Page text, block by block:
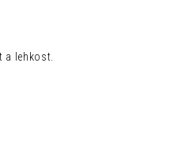
a lehkost.